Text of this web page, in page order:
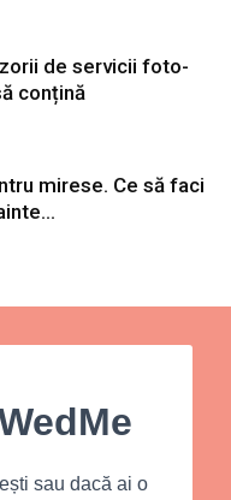
de servicii foto-
conțină
mirese. Ce să faci
sau dacă ai o